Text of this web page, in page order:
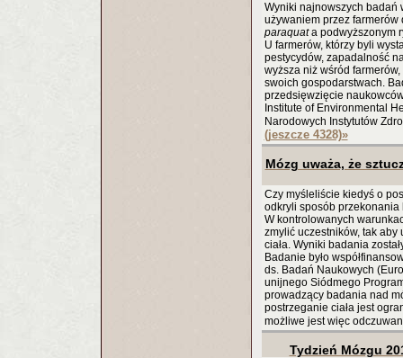
Wyniki najnowszych badań
używaniem przez
paraquata podwyższonym
U farmerów, którzy byli
pestycydów, zapadalność
wyższa niż wśród
swoich gospodarstwach.
przedsięwzięcie
Institute of Environmental
Narodowych Instytutów
(jeszcze 4328)»
Mózg uważa, że
Czy myśleliście kiedyś o
odkryli sposób
W kontrolowanych
zmylić uczestników, tak
ciała. Wyniki badania
Badanie było
ds. Badań Naukowych
unijnego Siódmego
prowadzący badania nad
postrzeganie ciała jest
możliwe jest więc
Tydzień Mózgu